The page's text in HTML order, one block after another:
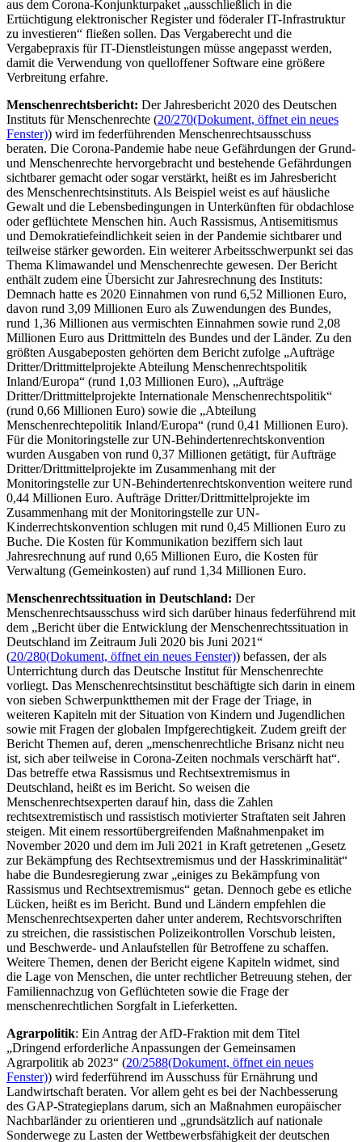
aus dem Corona-Konjunkturpaket „ausschließlich in die
Ertüchtigung elektronischer Register und föderaler IT-Infrastruktur
zu investieren“ fließen sollen. Das Vergaberecht und die
Vergabepraxis für IT-Dienstleistungen müsse angepasst werden,
damit die Verwendung von quelloffener Software eine größere
Verbreitung erfahre.
Menschenrechtsbericht: Der Jahresbericht 2020 des Deutschen
Instituts für Menschenrechte (20/270(Dokument, öffnet ein neues
Fenster)) wird im federführenden Menschenrechtsausschuss
beraten. Die Corona-Pandemie habe neue Gefährdungen der Grund-
und Menschenrechte hervorgebracht und bestehende Gefährdungen
sichtbarer gemacht oder sogar verstärkt, heißt es im Jahresbericht
des Menschenrechtsinstituts. Als Beispiel weist es auf häusliche
Gewalt und die Lebensbedingungen in Unterkünften für obdachlose
oder geflüchtete Menschen hin. Auch Rassismus, Antisemitismus
und Demokratiefeindlichkeit seien in der Pandemie sichtbarer und
teilweise stärker geworden. Ein weiterer Arbeitsschwerpunkt sei das
Thema Klimawandel und Menschenrechte gewesen. Der Bericht
enthält zudem eine Übersicht zur Jahresrechnung des Instituts:
Demnach hatte es 2020 Einnahmen von rund 6,52 Millionen Euro,
davon rund 3,09 Millionen Euro als Zuwendungen des Bundes,
rund 1,36 Millionen aus vermischten Einnahmen sowie rund 2,08
Millionen Euro aus Drittmitteln des Bundes und der Länder. Zu den
größten Ausgabeposten gehörten dem Bericht zufolge „Aufträge
Dritter/Drittmittelprojekte Abteilung Menschenrechtspolitik
Inland/Europa“ (rund 1,03 Millionen Euro), „Aufträge
Dritter/Drittmittelprojekte Internationale Menschenrechtspolitik“
(rund 0,66 Millionen Euro) sowie die „Abteilung
Menschenrechtepolitik Inland/Europa“ (rund 0,41 Millionen Euro).
Für die Monitoringstelle zur UN-Behindertenrechtskonvention
wurden Ausgaben von rund 0,37 Millionen getätigt, für Aufträge
Dritter/Drittmittelprojekte im Zusammenhang mit der
Monitoringstelle zur UN-Behindertenrechtskonvention weitere rund
0,44 Millionen Euro. Aufträge Dritter/Drittmittelprojekte im
Zusammenhang mit der Monitoringstelle zur UN-
Kinderrechtskonvention schlugen mit rund 0,45 Millionen Euro zu
Buche. Die Kosten für Kommunikation beziffern sich laut
Jahresrechnung auf rund 0,65 Millionen Euro, die Kosten für
Verwaltung (Gemeinkosten) auf rund 1,34 Millionen Euro.
Menschenrechtssituation in Deutschland: Der
Menschenrechtsausschuss wird sich darüber hinaus federführend mit
dem „Bericht über die Entwicklung der Menschenrechtssituation in
Deutschland im Zeitraum Juli 2020 bis Juni 2021“
(20/280(Dokument, öffnet ein neues Fenster)) befassen, der als
Unterrichtung durch das Deutsche Institut für Menschenrechte
vorliegt. Das Menschenrechtsinstitut beschäftigte sich darin in einem
von sieben Schwerpunktthemen mit der Frage der Triage, in
weiteren Kapiteln mit der Situation von Kindern und Jugendlichen
sowie mit Fragen der globalen Impfgerechtigkeit. Zudem greift der
Bericht Themen auf, deren „menschenrechtliche Brisanz nicht neu
ist, sich aber teilweise in Corona-Zeiten nochmals verschärft hat“.
Das betreffe etwa Rassismus und Rechtsextremismus in
Deutschland, heißt es im Bericht. So weisen die
Menschenrechtsexperten darauf hin, dass die Zahlen
rechtsextremistisch und rassistisch motivierter Straftaten seit Jahren
steigen. Mit einem ressortübergreifenden Maßnahmenpaket im
November 2020 und dem im Juli 2021 in Kraft getretenen „Gesetz
zur Bekämpfung des Rechtsextremismus und der Hasskriminalität“
habe die Bundesregierung zwar „einiges zu Bekämpfung von
Rassismus und Rechtsextremismus“ getan. Dennoch gebe es etliche
Lücken, heißt es im Bericht. Bund und Ländern empfehlen die
Menschenrechtsexperten daher unter anderem, Rechtsvorschriften
zu streichen, die rassistischen Polizeikontrollen Vorschub leisten,
und Beschwerde- und Anlaufstellen für Betroffene zu schaffen.
Weitere Themen, denen der Bericht eigene Kapiteln widmet, sind
die Lage von Menschen, die unter rechtlicher Betreuung stehen, der
Familiennachzug von Geflüchteten sowie die Frage der
menschenrechtlichen Sorgfalt in Lieferketten.
Agrarpolitik: Ein Antrag der AfD-Fraktion mit dem Titel
„Dringend erforderliche Anpassungen der Gemeinsamen
Agrarpolitik ab 2023“ (20/2588(Dokument, öffnet ein neues
Fenster)) wird federführend im Ausschuss für Ernährung und
Landwirtschaft beraten. Vor allem geht es bei der Nachbesserung
des GAP-Strategieplans darum, sich an Maßnahmen europäischer
Nachbarländer zu orientieren und „grundsätzlich auf nationale
Sonderwege zu Lasten der Wettbewerbsfähigkeit der deutschen